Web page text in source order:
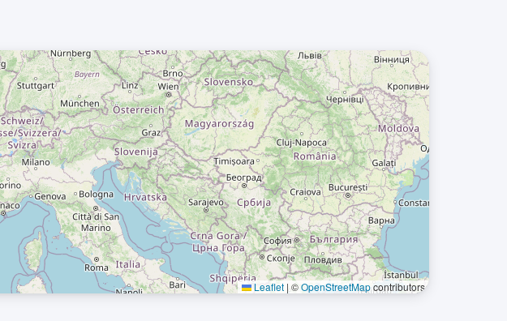
Leaflet | ©OpenStreetMapcontributors